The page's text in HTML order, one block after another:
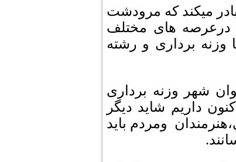
میکند که مرودشت
درعرصه های مختلف
برداری و رشته
شهر وزنه برداری
داریم شاید دیگر
ومردم باید